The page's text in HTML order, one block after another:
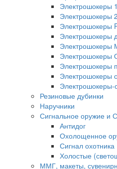
Электрошокеры
Электрошокеры
Электрошокеры
Электрошокеры
Электрошокеры
Электрошокеры
Электрошокеры
Электрошокеры
Электрошокеры-
Резиновые дубинки
Наручники
Сигнальное оружие и
Антидог
Охолощенное
Сигнал охотника
Холостые
ММГ, макеты,